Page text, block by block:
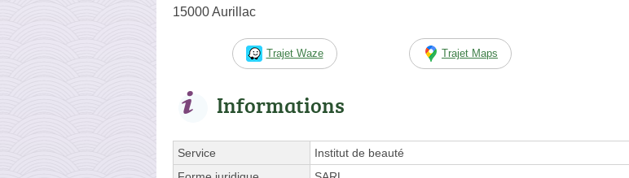
15000 Aurillac
Trajet Waze Trajet Maps
Informations
Service
Institut de beauté